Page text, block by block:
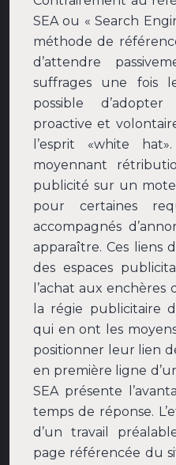
SEA ou « Search
méthode de
d’attendre
suffrages une fois
possible
proactive et
l’esprit «white
moyennant
publicité sur un
pour certaines
accompagnés
apparaître. Ces liens
des espaces
l’achat aux
la régie publicitaire
qui en ont les
positionner leur lien
en première ligne
SEA présente
temps de réponse.
d’un travail
page référencée du